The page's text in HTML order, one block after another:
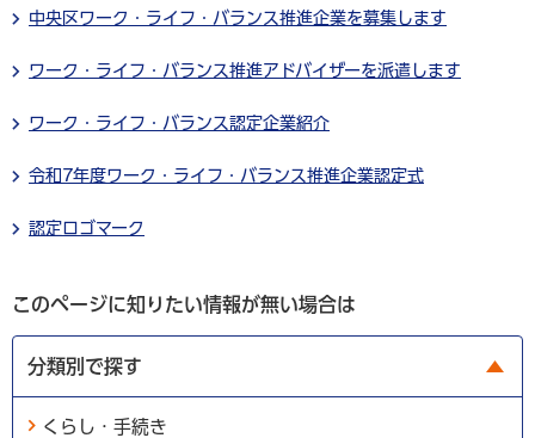
中央区ワーク・ライフ・バランス推進企業を募集します
ワーク・ライフ・バランス推進アドバイザーを派遣します
ワーク・ライフ・バランス認定企業紹介
令和7年度ワーク・ライフ・バランス推進企業認定式
認定ロゴマーク
このページに知りたい情報が無い場合は
分類別で探す
くらし・手続き